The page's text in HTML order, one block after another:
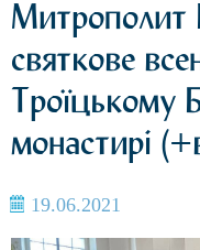
Митрополит
святкове
Троїцькому
монастирі
19.06.2021